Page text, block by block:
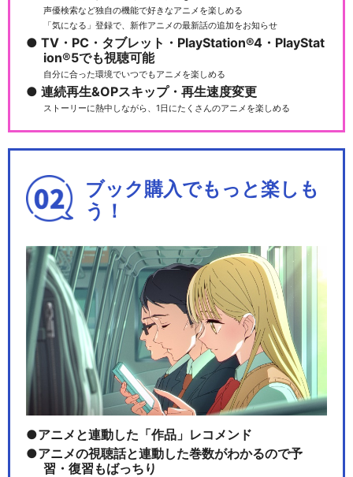
声優検索など独自の機能で好きなアニメを楽しめる
「気になる」登録で、新作アニメの最新話の追加をお知らせ
TV・PC・タブレット・PlayStation®4・PlayStat
ion®5でも視聴可能
自分に合った環境でいつでもアニメを楽しめる
連続再生&OPスキップ・再生速度変更
ストーリーに熱中しながら、1日にたくさんのアニメを楽しめる
ブック購入でもっと楽しも
う！
アニメと連動した「作品」レコメンド
アニメの視聴話と連動した巻数がわかるので予
習・復習もばっちり